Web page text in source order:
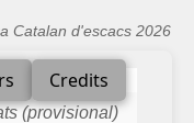
Catalan d'escacs 2026
Credits
(provisional)